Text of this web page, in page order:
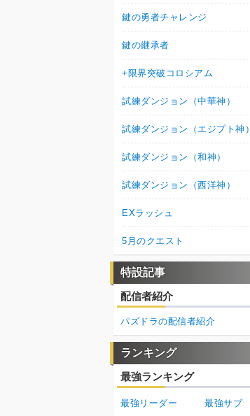
鍵の勇者チャレンジ
鍵の継承者
+限界突破コロシアム
試練ダンジョン（中華神）
試練ダンジョン（エジプト神）
試練ダンジョン（和神）
試練ダンジョン（西洋神）
EXラッシュ
5月のクエスト
特設記事
配信者紹介
パズドラの配信者紹介
ランキング
最強ランキング
最強リーダー 最強サブ